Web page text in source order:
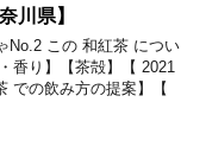
川県】
No.2 この 和紅茶 につい
香り】【茶殻】【 2021
での飲み方の提案】【